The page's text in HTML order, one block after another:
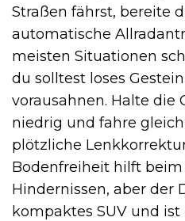
Straßen fährst, bereite
automatische
meisten Situationen
du solltest loses
vorausahnen. Halte die
niedrig und fahre
plötzliche
Bodenfreiheit hilft
Hindernissen, aber der
kompaktes SUV und